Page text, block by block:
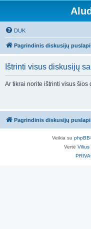
DUK
Pagrindinis diskusijų
Ištrinti visus diskusijų
Ar tikrai norite ištrinti visus
Pagrindinis diskusijų
Veikia su phpBB
Vertė Vilius